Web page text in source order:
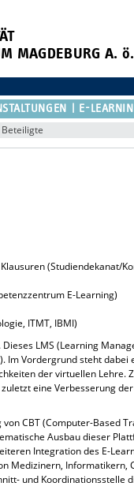
MAGDEBURG A.
E-
Beteiligte
(Studiendekanat/
E-Learning)
ITMT, IBMI)
LMS (Learning
Im Vordergrund steht dabei
der virtuellen Lehre.
eine Verbesserung
CBT (Computer-Based
Ausbau dieser
Integration des E-
Medizinern, Informatikern,
und Koordinationsstelle